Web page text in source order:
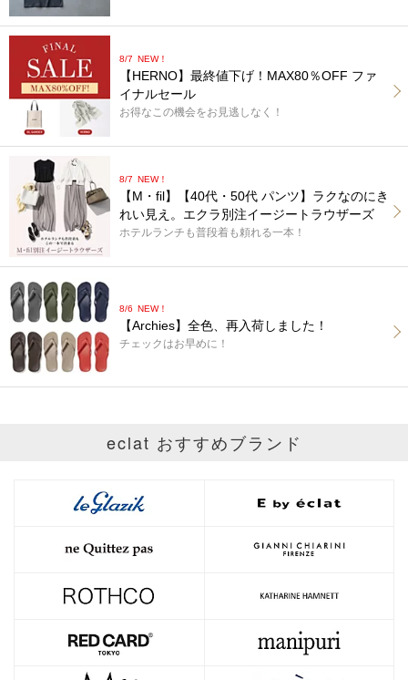
8/7 NEW！
【HERNO】最終値下げ！MAX80％OFF ファ
イナルセール
お得なこの機会をお見逃しなく！
8/7 NEW！
【M・fil】【40代・50代 パンツ】ラクなのにき
れい見え。エクラ別注イージートラウザーズ
ホテルランチも普段着も頼れる一本！
8/6 NEW！
【Archies】全色、再入荷しました！
チェックはお早めに！
eclat おすすめブランド